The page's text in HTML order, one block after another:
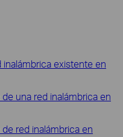
inalámbrica existente en
una red inalámbrica en
red inalámbrica en